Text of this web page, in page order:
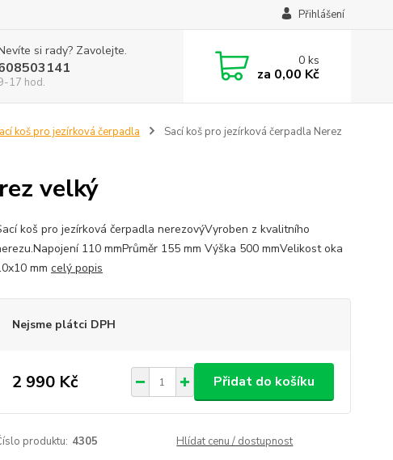
Přihlášení
si rady? Zavolejte.
17 hod.
0ks
za 0,00 Kč
koš pro jezírková čerpadla
Sací koš pro jezírková čerpadla Nerez
velký
koš pro jezírková čerpadla nerezovýVyroben z kvalitního
110 mmPrůměr 155 mm Výška 500 mmVelikost oka
mm celý popis
Nejsme plátci DPH
2 990 Kč Přidat do košíku
produktu: 4305 Hlídat cenu / dostupnost